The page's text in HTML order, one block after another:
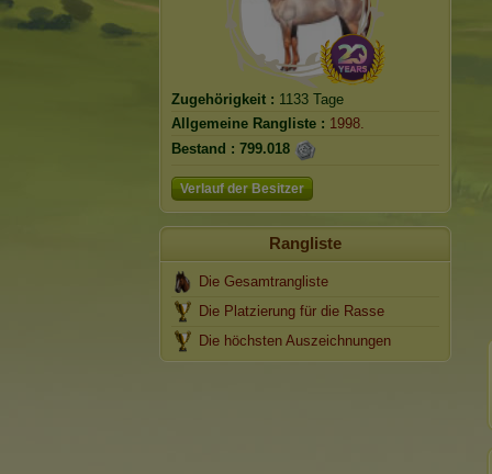
Zugehörigkeit : 1133 Tage
Allgemeine Rangliste : 1998.
Bestand : 799.018
Verlauf der Besitzer
Rangliste
Die Gesamtrangliste
Die Platzierung für die Rasse
Die höchsten Auszeichnungen